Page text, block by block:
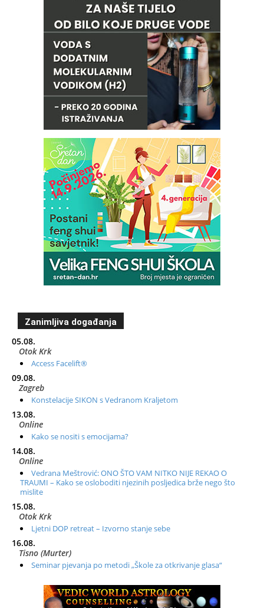
Zanimljiva događanja
05.08.
Otok Krk
Access Facelift®
09.08.
Zagreb
Konstelacije SIKON s Vedranom Kraljetom
13.08.
Online
Kako se nositi s emocijama?
14.08.
Online
Vedrana Meštrović: ONO ŠTO VAM NITKO NIJE REKAO O
TRAUMI – Kako se osloboditi njezinih posljedica brže nego što
mislite
15.08.
Otok Krk
Ljetni DOP retreat – Izvorno stanje sebe
16.08.
Tisno (Murter)
Seminar pjevanja po metodi „Škole za otkrivanje glasa“
Radionica: Pomagači iz drugih dimenzija Online – otvoreno za